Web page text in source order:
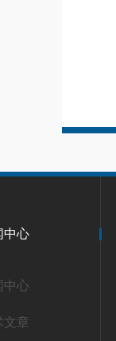
中心
中心
文章